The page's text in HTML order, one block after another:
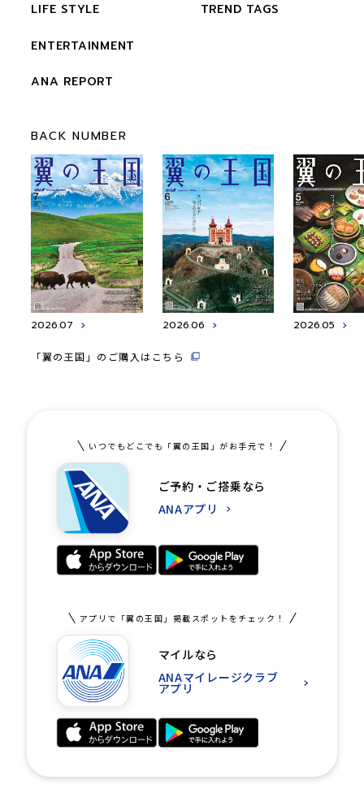
LIFE STYLE
ENTERTAINMENT
ANA REPORT
TREND TAGS
BACK NUMBER
2026.07 2026.06 2026.05
「翼の王国」のご購入はこちら
いつでもどこでも「翼の王国」がお手元で！
ご予約・ご搭乗なら
ANAアプリ
アプリで「翼の王国」掲載スポットをチェック！
マイルなら
ANAマイレージクラブ
アプリ